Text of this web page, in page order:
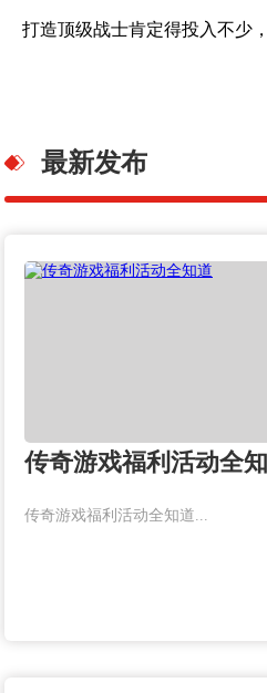
打造顶级战士肯定得投入不少
最新发布
传奇游戏福利活动全
传奇游戏福利活动全知道...